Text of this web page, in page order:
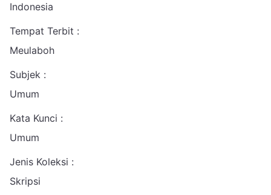
Indonesia
Tempat Terbit :
Meulaboh
Subjek :
Umum
Kata Kunci :
Umum
Jenis Koleksi :
Skripsi